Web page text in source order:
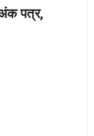
अंक पत्र,